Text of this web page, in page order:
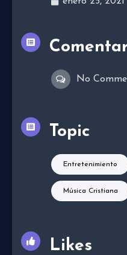
No
Topic
Entretenimiento
Música Cristiana
Likes